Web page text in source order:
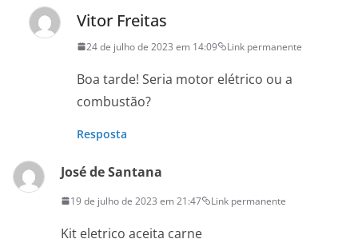
Vitor Freitas
24 de julho de 2023 em 14:09 Link permanente
Boa tarde! Seria motor elétrico ou a
combustão?
Resposta
José de Santana
19 de julho de 2023 em 21:47 Link permanente
Kit eletrico aceita carne